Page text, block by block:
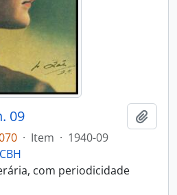
09
· Item · 1940-09
com periodicidade